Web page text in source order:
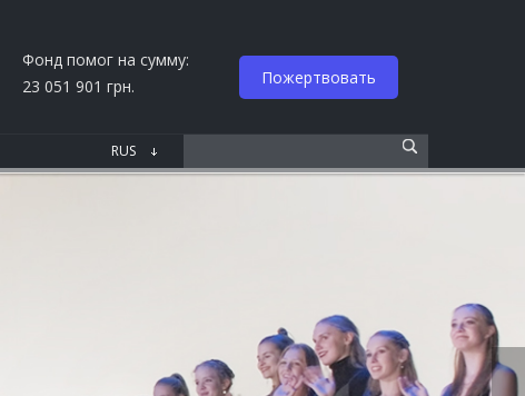
Фонд помог на сумму:
23 051 901 грн.
Пожертвовать